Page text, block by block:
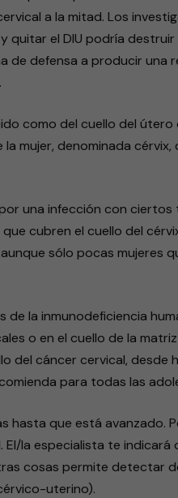
a la mitad. Los
quitar el DIU podría destruir
de defensa a producir una
como del cuello del útero
mujer, denominada cérvix,
una infección con ciertos
cubren el cuello del
sólo pocas mujeres
la inmunodeficiencia
o en el cuello de la
del cáncer cervical, desde
para todas las
hasta que está avanzado.
la especialista te indicará
cosas permite detectar
uterino).